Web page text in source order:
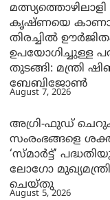
കൃഷ്ണയെ
തിരച്ചിൽ
ഉപയോഗിച്ചുള്ള
തുടങ്ങി: മന്ത്രി
ബേബിജോണ്‍
August 7, 2026
അഗ്രി-ഫുഡ്
സംരംഭങ്ങളെ
‘സ്മാര്‍ട്ട്’
ലോഗോ
ചെയ്തു
August 5, 2026